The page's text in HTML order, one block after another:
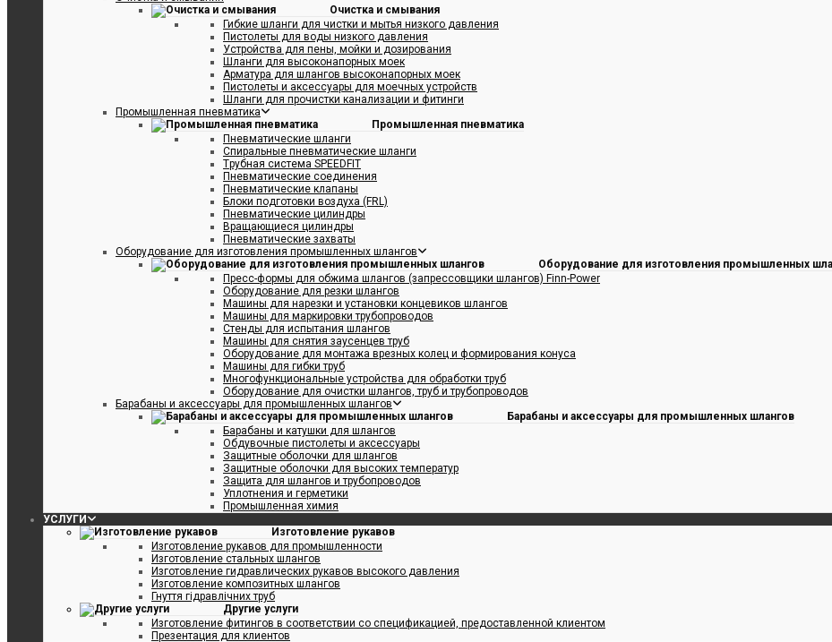
Очистка и смывания
Гибкие шланги для чистки и мытья низкого давления
Пистолеты для воды низкого давления
Устройства для пены, мойки и дозирования
Шланги для высоконапорных моек
Арматура для шлангов высоконапорных моек
Пистолеты и аксессуары для моечных устройств
Шланги для прочистки канализации и фитинги
Промышленная пневматика
Промышленная пневматика
Пневматические шланги
Спиральные пневматические шланги
Tрубная система SPEEDFIT
Пневматические соединения
Пневматические клапаны
Блоки подготовки воздуха (FRL)
Пневматические цилиндры
Вращающиеся цилиндры
Пневматические захваты
Оборудование для изготовления промышленных шлангов
Оборудование для изготовления промышленных
Пресс-формы для обжима шлангов (запрессовщики шлангов) Finn-Power
Оборудование для резки шлангов
Машины для нарезки и установки концевиков шлангов
Машины для маркировки трубопроводов
Стенды для испытания шлангов
Машины для снятия заусенцев труб
Оборудование для монтажа врезных колец и формирования конуса
Машины для гибки труб
Многофункциональные устройства для обработки труб
Оборудование для очистки шлангов, труб и трубопроводов
Барабаны и аксессуары для промышленных шлангов
Барабаны и аксессуары для промышленных шлангов
Барабаны и катушки для шлангов
Обдувочные пистолеты и аксессуары
Защитные оболочки для шлангов
Защитные оболочки для высоких температур
Защита для шлангов и трубопроводов
Уплотнения и герметики
Промышленная химия
УСЛУГИ
Изготовление рукавов
Изготовление рукавов для промышленности
Изготовление стальных шлангов
Изготовление гидравлических рукавов высокого давления
Изготовление композитных шлангов
Гнуття гідравлічних труб
Другие услуги
Изготовление фитингов в соответствии со спецификацией, предоставленной клиентом
Презентация для клиентов